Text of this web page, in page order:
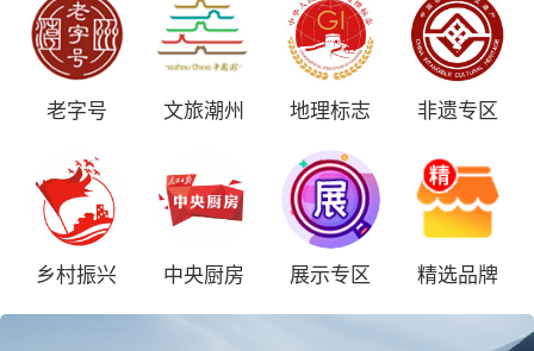
老字号 文旅潮州 地理标志 非遗专区
乡村振兴 中央厨房 展示专区 精选品牌